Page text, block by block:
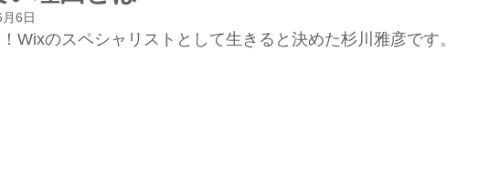
6日
Wixのスペシャリストとして生きると決めた杉川雅彦です。